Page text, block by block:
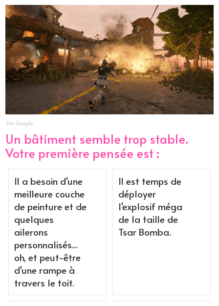
Via Google
Un bâtiment semble trop stable.
Votre première pensée est :
Il a besoin d'une
meilleure couche
de peinture et de
quelques
ailerons
personnalisés...
oh, et peut-être
d'une rampe à
travers le toit.
Il est temps de
déployer
l'explosif méga
de la taille de
Tsar Bomba.